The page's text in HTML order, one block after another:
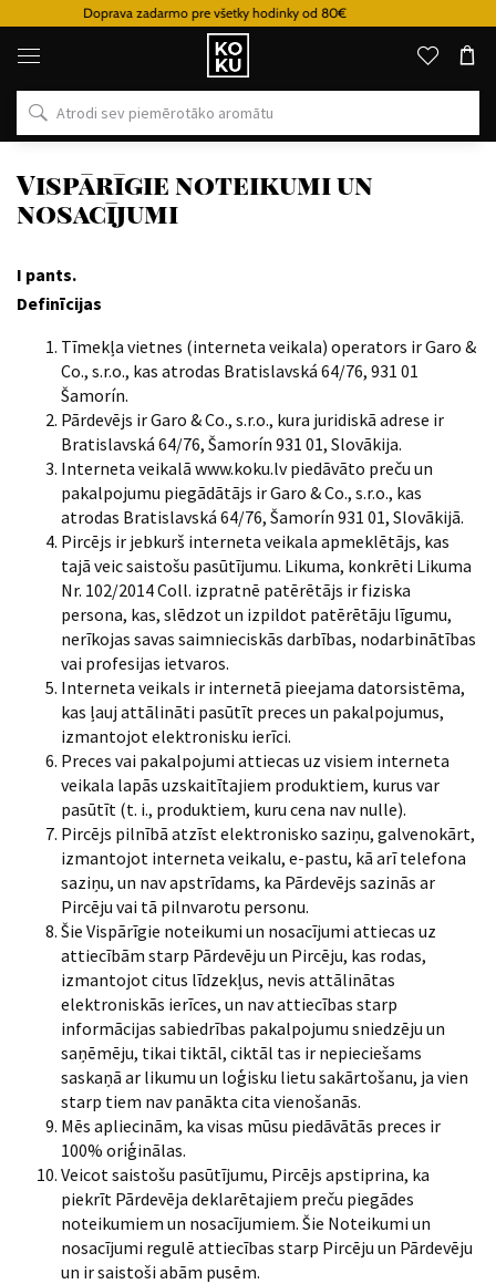
Lojalitātes programma
Oriģinālie
parfimērijas
izstrādājumi
un
pulksteņi
vietā
Vispārīgie noteikumi un
nosacījumi
I pants.
Definīcijas
Tīmekļa vietnes (interneta veikala) operators ir Garo &
Co., s.r.o., kas atrodas Bratislavská 64/76, 931 01
Šamorín.
Pārdevējs ir Garo & Co., s.r.o., kura juridiskā adrese ir
Bratislavská 64/76, Šamorín 931 01, Slovākija.
Interneta veikalā www.koku.lv piedāvāto preču un
pakalpojumu piegādātājs ir Garo & Co., s.r.o., kas
atrodas Bratislavská 64/76, Šamorín 931 01, Slovākijā.
Pircējs ir jebkurš interneta veikala apmeklētājs, kas
tajā veic saistošu pasūtījumu. Likuma, konkrēti Likuma
Nr. 102/2014 Coll. izpratnē patērētājs ir fiziska
persona, kas, slēdzot un izpildot patērētāju līgumu,
nerīkojas savas saimnieciskās darbības, nodarbinātības
vai profesijas ietvaros.
Interneta veikals ir internetā pieejama datorsistēma,
kas ļauj attālināti pasūtīt preces un pakalpojumus,
izmantojot elektronisku ierīci.
Preces vai pakalpojumi attiecas uz visiem interneta
veikala lapās uzskaitītajiem produktiem, kurus var
pasūtīt (t. i., produktiem, kuru cena nav nulle).
Pircējs pilnībā atzīst elektronisko saziņu, galvenokārt,
izmantojot interneta veikalu, e-pastu, kā arī telefona
saziņu, un nav apstrīdams, ka Pārdevējs sazinās ar
Pircēju vai tā pilnvarotu personu.
Šie Vispārīgie noteikumi un nosacījumi attiecas uz
attiecībām starp Pārdevēju un Pircēju, kas rodas,
izmantojot citus līdzekļus, nevis attālinātas
elektroniskās ierīces, un nav attiecības starp
informācijas sabiedrības pakalpojumu sniedzēju un
saņēmēju, tikai tiktāl, ciktāl tas ir nepieciešams
saskaņā ar likumu un loģisku lietu sakārtošanu, ja vien
starp tiem nav panākta cita vienošanās.
Mēs apliecinām, ka visas mūsu piedāvātās preces ir
100% oriģinālas.
Veicot saistošu pasūtījumu, Pircējs apstiprina, ka
piekrīt Pārdevēja deklarētajiem preču piegādes
noteikumiem un nosacījumiem. Šie Noteikumi un
nosacījumi regulē attiecības starp Pircēju un Pārdevēju
un ir saistoši abām pusēm.